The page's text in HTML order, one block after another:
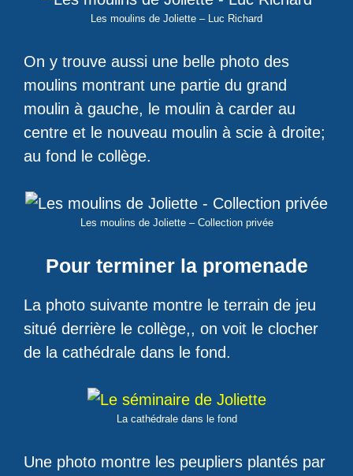
Les moulins de Joliette – Luc Richard
On y trouve aussi une belle photo des
moulins montrant une partie du grand
moulin à gauche, le moulin à carder au
centre et le nouveau moulin à scie à droite;
au fond le collège.
Les moulins de Joliette – Collection privée
Pour terminer la promenade
La photo suivante montre le terrain de jeu
situé derrière le collège,, on voit le clocher
de la cathédrale dans le fond.
La cathédrale dans le fond
Une photo montre les peupliers plantés par